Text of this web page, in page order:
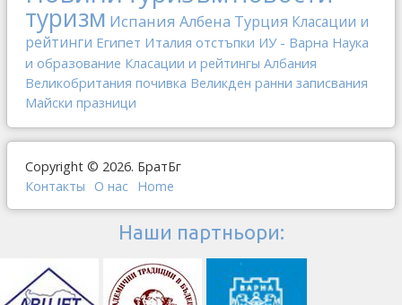
туризм Испания Албена Турция Класации и
рейтинги Египет Италия отстъпки ИУ - Варна Наука
и образование Класации и рейтингы Албания
Великобритания почивка Великден ранни записвания
Майски празници
Copyright © 2026. БратБг
Контакты
О наc Home
Наши партньори: